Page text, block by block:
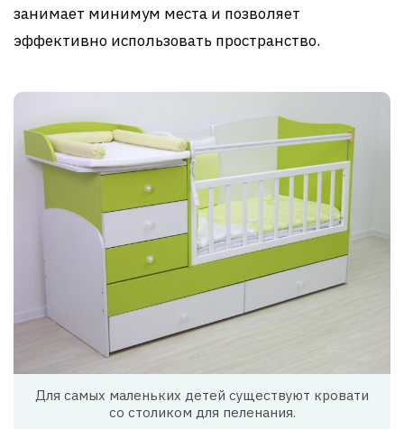
занимает минимум места и позволяет
эффективно использовать пространство.
Для самых маленьких детей существуют кровати
со столиком для пеленания.